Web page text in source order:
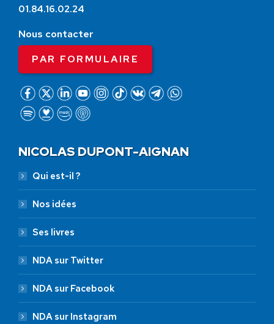
01.84.16.02.24
Nous contacter
PAR FORMULAIRE
NICOLAS DUPONT-AIGNAN
Qui est-il ?
Nos idées
Ses livres
NDA sur Twitter
NDA sur Facebook
NDA sur Instagram